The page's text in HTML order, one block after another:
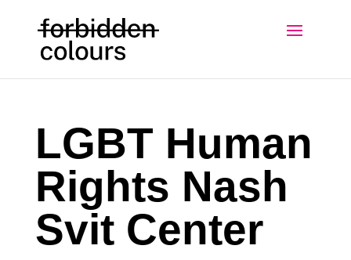
LGBT Human
Rights Nash
Svit Center